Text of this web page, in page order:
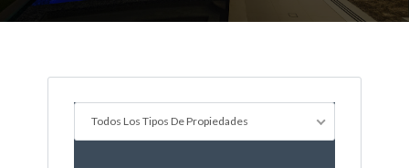
Todos Los Tipos De Propiedades